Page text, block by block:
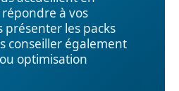
à vos
présenter les packs
conseiller également
optimisation